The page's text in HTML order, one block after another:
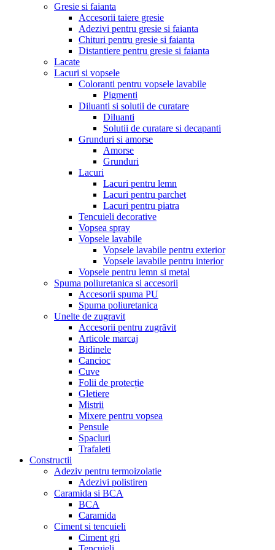
Gresie si faianta
Accesorii taiere gresie
Adezivi pentru gresie si faianta
Chituri pentru gresie si faianta
Distantiere pentru gresie si faianta
Lacate
Lacuri si vopsele
Coloranti pentru vopsele lavabile
Pigmenti
Diluanti si solutii de curatare
Diluanti
Solutii de curatare si decapanti
Grunduri si amorse
Amorse
Grunduri
Lacuri
Lacuri pentru lemn
Lacuri pentru parchet
Lacuri pentru piatra
Tencuieli decorative
Vopsea spray
Vopsele lavabile
Vopsele lavabile pentru exterior
Vopsele lavabile pentru interior
Vopsele pentru lemn si metal
Spuma poliuretanica si accesorii
Accesorii spuma PU
Spuma poliuretanica
Unelte de zugravit
Accesorii pentru zugrăvit
Articole marcaj
Bidinele
Cancioc
Cuve
Folii de protecție
Gletiere
Mistrii
Mixere pentru vopsea
Pensule
Spacluri
Trafaleti
Constructii
Adeziv pentru termoizolatie
Adezivi polistiren
Caramida si BCA
BCA
Caramida
Ciment si tencuieli
Ciment gri